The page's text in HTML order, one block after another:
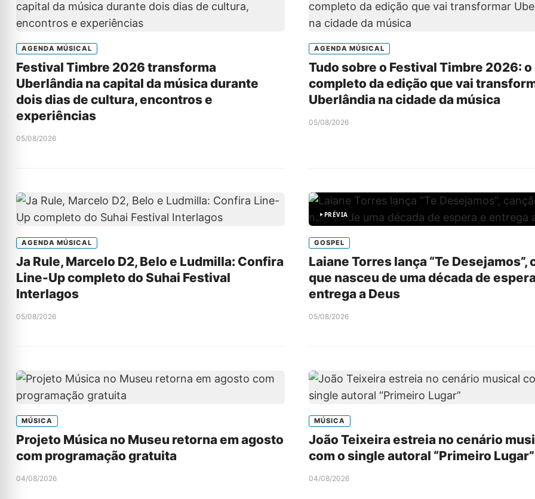
AGENDA MÚSICAL
Festival Timbre 2026 transforma
Uberlândia na capital da música durante
dois dias de cultura, encontros e
experiências
05/08/2026
AGENDA MÚSICAL
Tudo sobre o Festival Timbre 2026: o
completo da edição que vai
Uberlândia na cidade da música
05/08/2026
AGENDA MÚSICAL
Ja Rule, Marcelo D2, Belo e Ludmilla: Confira
Line-Up completo do Suhai Festival
Interlagos
05/08/2026
PRÉVIA
GOSPEL
Laiane Torres lança “Te Desejamos”,
que nasceu de uma década de
entrega a Deus
05/08/2026
MÚSICA
Projeto Música no Museu retorna em agosto
com programação gratuita
04/08/2026
MÚSICA
João Teixeira estreia no cenário
com o single autoral “Primeiro Lugar”
04/08/2026